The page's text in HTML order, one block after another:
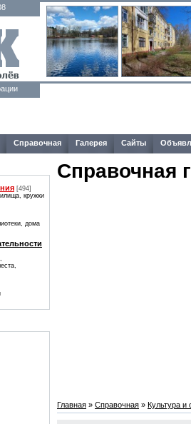
Справочная Галерея Сайты
[494]
кружки
дома
Справочная
Главная » Справочная » Культура и